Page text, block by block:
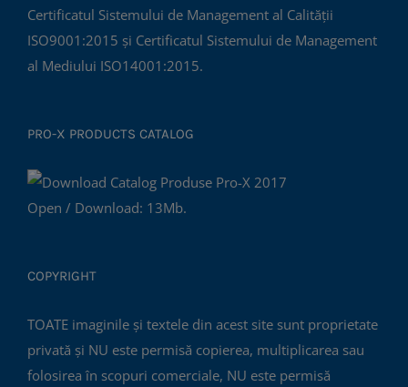
Certificatul Sistemului de Management al Calității
ISO9001:2015 și Certificatul Sistemului de Management
al Mediului ISO14001:2015.
PRO-X PRODUCTS CATALOG
Open / Download: 13Mb.
COPYRIGHT
TOATE imaginile și textele din acest site sunt proprietate
privată și NU este permisă copierea, multiplicarea sau
folosirea în scopuri comerciale, NU este permisă